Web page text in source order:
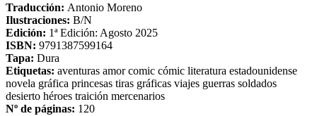
Traducción: Antonio Moreno
Ilustraciones: B/N
Edición: 1ª Edición: Agosto 2025
ISBN: 9791387599164
Tapa: Dura
Etiquetas: aventuras amorcomic cómic literatura estadounidense
novela gráfica princesas tiras gráficas viajes guerras soldados
desierto héroes traición mercenarios
Nº de páginas: 120